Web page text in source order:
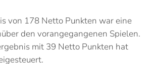
von 178 Netto Punkten war eine
den vorangegangenen Spielen.
mit 39 Netto Punkten hat